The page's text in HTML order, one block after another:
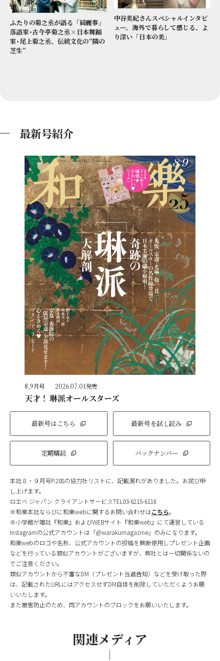
ふたりの菊之丞が語る「綺麗事」
落語家･古今亭菊之丞×日本舞踊
家･尾上菊之丞、伝統文化の“隣の
芝生”
中谷美紀さんスペシャルインタビ
ュー。海外で暮らして感じる、よ
り深い「日本の美」
最新号紹介
8,9月号 2026.07.01発売
天才！ 琳派オールスターズ
最新号はこちら 最新号を試し読み
定期購読 バックナンバー
本誌８・９月号P.208の協力社リストに、記載漏れがありました。お詫び申
し上げます。
ロエベ ジャパン クライアントサービスTEL03-6215-6116
※和樂本誌ならびに和樂webに関するお問い合わせはこちら。
※小学館が雑誌『和樂』およびWEBサイト『和樂web』にて運営している
Instagramの公式アカウントは「@warakumagazine」のみになります。
和樂webのロゴや名称、公式アカウントの投稿を無断使用しプレゼント企画
などを行っている類似アカウントがございますが、弊社とは一切関係ないの
でご注意ください。
類似アカウントから不審なDM（プレゼント当選告知）などを受け取った際
は、記載されたURLにはアクセスせずDM自体を削除していただくようお願
いいたします。
また被害防止のため、同アカウントのブロックをお願いいたします。
関連メディア